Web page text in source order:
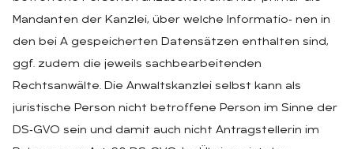
Mandanten der Kanzlei, über welche Informatio‑ nen in
den bei A gespeicherten Datensätzen enthalten sind,
ggf. zudem die jeweils sachbearbeitenden
Rechtsanwälte. Die Anwaltskanzlei selbst kann als
juristische Person nicht betroffene Person im Sinne der
DS‑GVO sein und damit auch nicht Antragstellerin im